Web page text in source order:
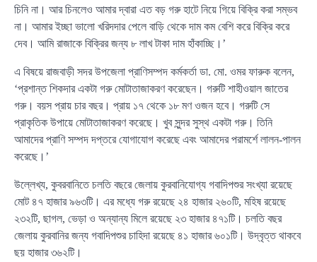
চিনি না। আর চিনলেও আমার দ্বারা এত বড় গরু হাটে নিয়ে গিয়ে বিক্রি করা সম্ভব
না। আমার ইচ্ছা ভালো খরিদদার পেলে বাড়ি থেকে দাম কম বেশি করে বিক্রি করে
দেব। আমি রাজাকে বিক্রির জন্য ৮ লাখ টাকা দাম হাঁকাচ্ছি।’
এ বিষয়ে রাজবাড়ী সদর উপজেলা প্রাণিসম্পদ কর্মকর্তা ডা. মো. ওমর ফারুক বলেন,
‘প্রশান্ত শিকদার একটা গরু মোটাতাজাকরণ করেছেন। গরুটি শাহীওয়াল জাতের
গরু। বয়স প্রায় চার বছর। প্রায় ১৭ থেকে ১৮ মণ ওজন হবে। গরুটি সে
প্রাকৃতিক উপায়ে মোটাতাজাকরণ করেছে। খুব সুন্দর সুস্থ একটা গরু। তিনি
আমাদের প্রাণি সম্পদ দপ্তরে যোগাযোগ করেছে এবং আমাদের পরামর্শে লালন-পালন
করেছে।’
উল্লেখ্য, কুবরবানিতে চলতি বছরে জেলায় কুরবানিযোগ্য গবাদিপশুর সংখ্যা রয়েছে
মোট ৪৭ হাজার ৯৬৩টি। এর মধ্যে গরু রয়েছে ২৪ হাজার ২৬০টি, মহিষ রয়েছে
২৩২টি, ছাগল, ভেড়া ও অন্যান্য মিলে রয়েছে ২৩ হাজার ৪৭১টি। চলতি বছর
জেলায় কুরবানির জন্য গবাদিপশুর চাহিদা রয়েছে ৪১ হাজার ৬০১টি। উদ্বৃত্ত থাকবে
ছয় হাজার ৩৬২টি।